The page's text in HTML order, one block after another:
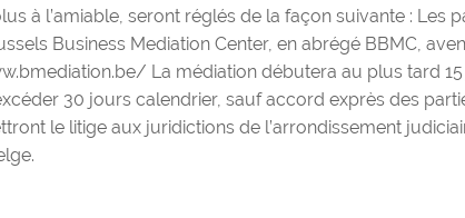
à l’amiable, seront réglés de la façon suivante : Les
Business Mediation Center, en abrégé BBMC,
La médiation débutera au plus tard
30 jours calendrier, sauf accord exprès des
le litige aux juridictions de l’arrondissement